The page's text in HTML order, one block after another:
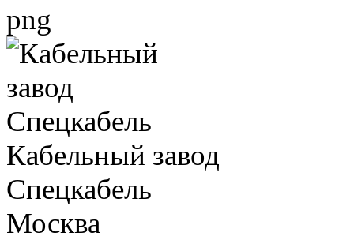
Кабельный завод
Спецкабель
Москва